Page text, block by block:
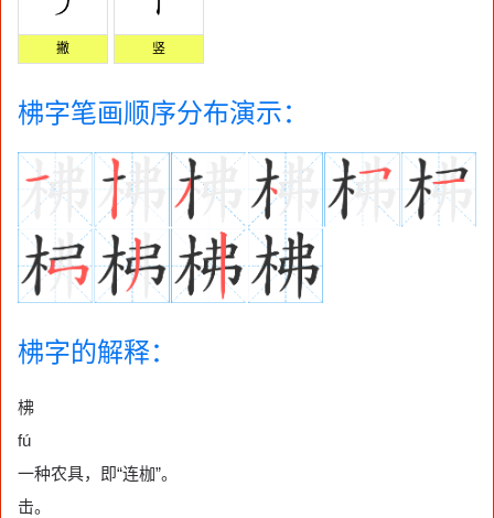
撇 竖
柫字笔画顺序分布演示：
柫字的解释：
柫
fú
一种农具，即“连枷”。
击。